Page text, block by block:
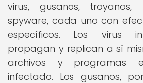
virus, gusanos, troyanos,
spyware, cada uno con
específicos. Los virus
propagan y replican a sí
archivos y programas
infectado. Los gusanos,